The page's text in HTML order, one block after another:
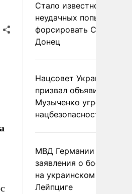
Стало известно о
неудачных попытках
форсировать
Донец
Нацсовет Украины по
призвал объявить
Музыченко угрозой
нацбезопасности
МВД Германии отвергло
заявления о
на украинском
Лейпциге